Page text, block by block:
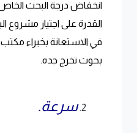
انخفاض درجة البحث
القدرة على اجتياز مشروع
في الاستعانة بخبراء
بحوث تخرج جده.
سرعة.